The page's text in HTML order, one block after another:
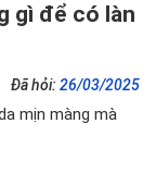
gì để có làn
Đã hỏi: 26/03/2025
mịn màng mà